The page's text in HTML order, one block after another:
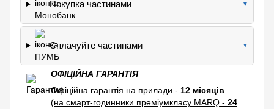
Покупка частинами ▼
Сплачуйте частинами ▼
ОФІЦІЙНА ГАРАНТІЯ
Офіційна гарантія на прилади - 12 місяців
(на смарт-годинники преміумкласу MARQ - 24